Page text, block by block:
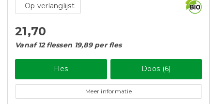
Op verlanglijst
21,70
Vanaf 12 flessen 19,89 per fles
Fles Doos (6)
Meer informatie